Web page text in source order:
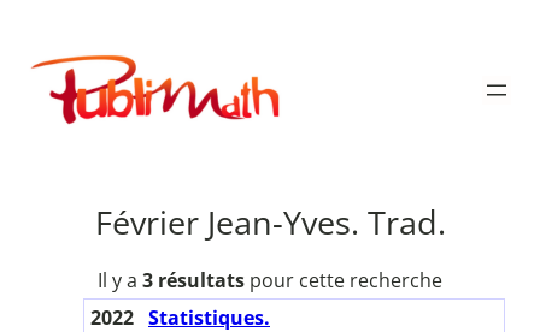
contenu
Publimath
Février Jean-Yves. Trad.
Il y a 3 résultats pour cette recherche
2022 Statistiques.